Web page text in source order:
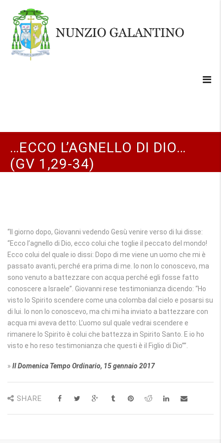
…ECCO L’AGNELLO DI DIO…
(GV 1,29-34)
“Il giorno dopo, Giovanni vedendo Gesù venire verso di lui disse:
“Ecco l’agnello di Dio, ecco colui che toglie il peccato del mondo!
Ecco colui del quale io dissi: Dopo di me viene un uomo che mi è
passato avanti, perché era prima di me. Io non lo conoscevo, ma
sono venuto a battezzare con acqua perché egli fosse fatto
conoscere a Israele”. Giovanni rese testimonianza dicendo: “Ho
visto lo Spirito scendere come una colomba dal cielo e posarsi su
di lui. Io non lo conoscevo, ma chi mi ha inviato a battezzare con
acqua mi aveva detto: L’uomo sul quale vedrai scendere e
rimanere lo Spirito è colui che battezza in Spirito Santo. E io ho
visto e ho reso testimonianza che questi è il Figlio di Dio””.
» II Domenica Tempo Ordinario, 15 gennaio 2017
SHARE